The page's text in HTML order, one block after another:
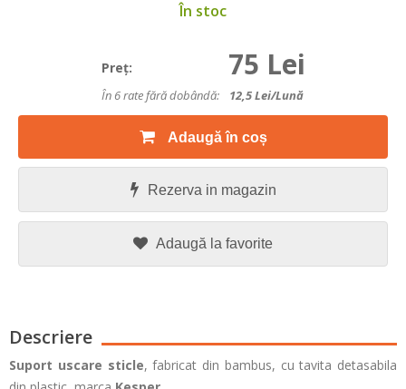
În stoc
Preţ: 75 Lei
În 6 rate fără dobândă: 12,5Lei/lună
Adaugă în coș
Rezerva in magazin
Adaugă la favorite
Descriere
Suport uscare sticle, fabricat din bambus, cu tavita detasabila